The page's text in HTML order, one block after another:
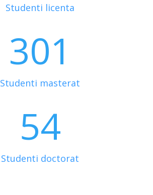
Studenti licenta
301
Studenti masterat
54
Studenti doctorat